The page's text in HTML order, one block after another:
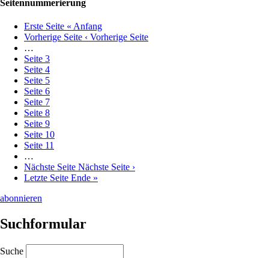
Seitennummerierung
Erste Seite « Anfang
Vorherige Seite ‹ Vorherige Seite
…
Seite 3
Seite 4
Seite 5
Seite 6
Seite 7
Seite 8
Seite 9
Seite 10
Seite 11
…
Nächste Seite Nächste Seite ›
Letzte Seite Ende »
abonnieren
Suchformular
Suche